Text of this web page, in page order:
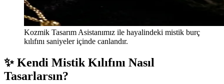
Kozmik Tasarım Asistanımız ile hayalindeki mistik burç
kılıfını saniyeler içinde canlandır.
✨ Kendi Mistik Kılıfını Nasıl
Tasarlarsın?